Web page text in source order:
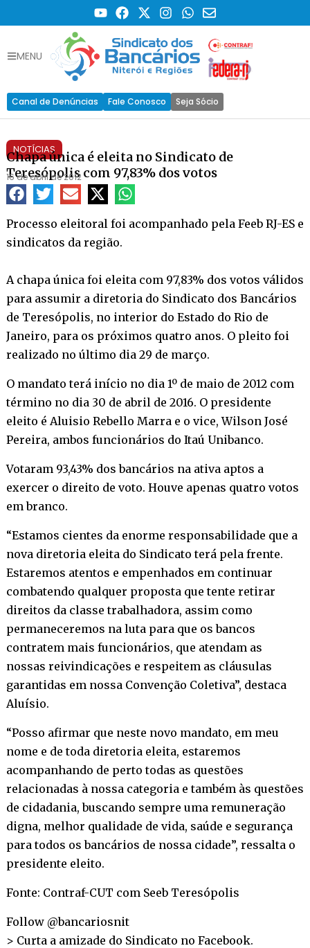
MENU
Canal de Denúncias Fale Conosco Seja Sócio
NOTÍCIAS
Chapa única é eleita no Sindicato de
Teresópolis com 97,83% dos votos
16 de abril de 2012
Processo eleitoral foi acompanhado pela Feeb RJ-ES e
sindicatos da região.
A chapa única foi eleita com 97,83% dos votos válidos
para assumir a diretoria do Sindicato dos Bancários
de Teresópolis, no interior do Estado do Rio de
Janeiro, para os próximos quatro anos. O pleito foi
realizado no último dia 29 de março.
O mandato terá início no dia 1º de maio de 2012 com
término no dia 30 de abril de 2016. O presidente
eleito é Aluisio Rebello Marra e o vice, Wilson José
Pereira, ambos funcionários do Itaú Unibanco.
Votaram 93,43% dos bancários na ativa aptos a
exercer o direito de voto. Houve apenas quatro votos
em branco.
“Estamos cientes da enorme responsabilidade que a
nova diretoria eleita do Sindicato terá pela frente.
Estaremos atentos e empenhados em continuar
combatendo qualquer proposta que tente retirar
direitos da classe trabalhadora, assim como
permaneceremos na luta para que os bancos
contratem mais funcionários, que atendam as
nossas reivindicações e respeitem as cláusulas
garantidas em nossa Convenção Coletiva”, destaca
Aluísio.
“Posso afirmar que neste novo mandato, em meu
nome e de toda diretoria eleita, estaremos
acompanhando de perto todas as questões
relacionadas à nossa categoria e também às questões
de cidadania, buscando sempre uma remuneração
digna, melhor qualidade de vida, saúde e segurança
para todos os bancários de nossa cidade”, ressalta o
presidente eleito.
Fonte: Contraf-CUT com Seeb Teresópolis
Follow @bancariosnit
> Curta a amizade do Sindicato no Facebook.